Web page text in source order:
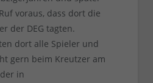
voraus, dass dort die
der DEG tagten.
dort alle Spieler und
gern beim Kreutzer am
in